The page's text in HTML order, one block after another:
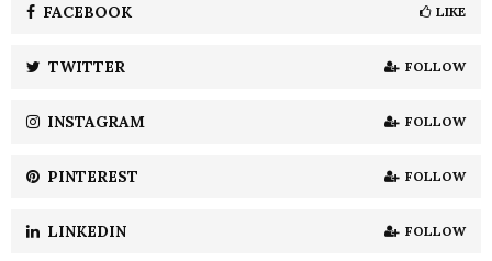
H
FACEBOOK LIKE
TWITTER FOLLOW
INSTAGRAM FOLLOW
PINTEREST FOLLOW
LINKEDIN FOLLOW